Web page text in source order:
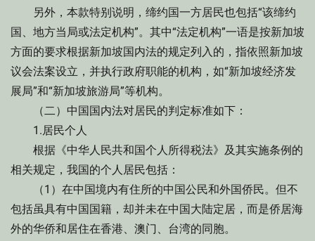
另外，本款特别说明，缔约国一方居民也包括“该缔约
国、地方当局或法定机构”。其中“法定机构”一语是按新加坡
方面的要求根据新加坡国内法的规定列入的，指依照新加坡
议会法案设立，并执行政府职能的机构，如“新加坡经济发
展局”和“新加坡旅游局”等机构。
（二）中国国内法对居民的判定标准如下：
1.居民个人
根据《中华人民共和国个人所得税法》及其实施条例的
相关规定，我国的个人居民包括：
（1）在中国境内有住所的中国公民和外国侨民。但不
包括虽具有中国国籍，却并未在中国大陆定居，而是侨居海
外的华侨和居住在香港、澳门、台湾的同胞。